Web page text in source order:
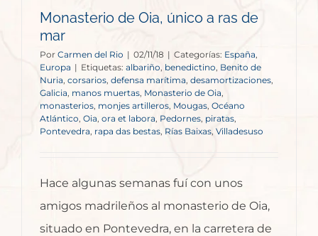
Monasterio de Oia, único a ras de
mar
Por Carmen del Rio | 02/11/18 | Categorías: España
Europa | Etiquetas: albariño benedictino, Benito de
Nuria, corsarios defensa marítima desamortizaciones,
Galicia manos muertas Monasterio de Oia,
monasterios, monjes artilleros Mougas, Océano
Atlántico Oia, ora et labora Pedornes piratas
Pontevedra rapa das bestas, Rías Baixas, Villadesuso
Hace algunas semanas fuí con unos
amigos madrileños al monasterio de Oia,
situado en Pontevedra, en la carretera de